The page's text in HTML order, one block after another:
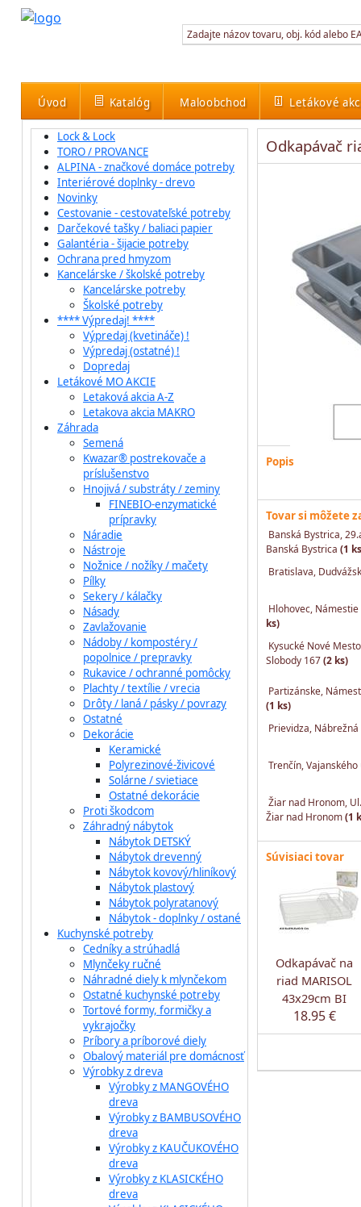
Úvod Katalóg Maloobchod Letákové
Lock & Lock
TORO / PROVANCE
ALPINA - značkové domáce potreby
Interiérové doplnky - drevo
Novinky
Cestovanie - cestovateľské potreby
Darčekové tašky / baliaci papier
Galantéria - šijacie potreby
Ochrana pred hmyzom
Kancelárske / školské potreby
Kancelárske potreby
Školské potreby
**** Výpredaj! ****
Výpredaj (kvetináče) !
Výpredaj (ostatné) !
Dopredaj
Letákové MO AKCIE
Letaková akcia A-Z
Letakova akcia MAKRO
Záhrada
Semená
Kwazar® postrekovače a
príslušenstvo
Hnojivá / substráty / zeminy
FINEBIO-enzymatické
prípravky
Náradie
Nástroje
Nožnice / nožíky / mačety
Pílky
Sekery / kálačky
Násady
Zavlažovanie
Nádoby / kompostéry /
popolnice / prepravky
Rukavice / ochranné pomôcky
Plachty / textílie / vrecia
Drôty / laná / pásky / povrazy
Ostatné
Dekorácie
Keramické
Polyrezinové-živicové
Solárne / svietiace
Ostatné dekorácie
Proti škodcom
Záhradný nábytok
Nábytok DETSKÝ
Nábytok drevenný
Nábytok kovový/hliníkový
Nábytok plastový
Nábytok polyratanový
Nábytok - doplnky / ostané
Kuchynské potreby
Cedníky a strúhadlá
Mlynčeky ručné
Náhradné diely k mlynčekom
Ostatné kuchynské potreby
Tortové formy, formičky a
vykrajočky
Príbory a príborové diely
Obalový materiál pre domácnosť
Výrobky z dreva
Výrobky z MANGOVÉHO
dreva
Výrobky z BAMBUSOVÉHO
dreva
Výrobky z KAUČUKOVÉHO
dreva
Výrobky z KLASICKÉHO
dreva
Odkapávač
Popis
Tovar si môžete
Banská Bystrica,
Banská Bystrica (1
Bratislava,
Hlohovec,
ks)
Kysucké Nové
Slobody 167(2 ks)
Partizánske,
(1 ks)
Prievidza,
Trenčín,
Žiar nad Hronom,
Žiar nad Hronom(1
Súvisiaci tovar
Odkapávač na
riad MARISOL
43x29cm BI
18.95 €